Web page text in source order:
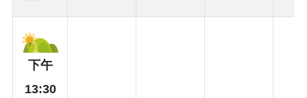
下午
13:30